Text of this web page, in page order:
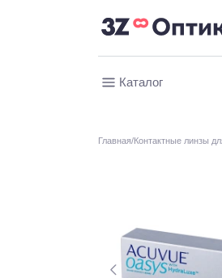
Каталог
Главная Контактные линзы